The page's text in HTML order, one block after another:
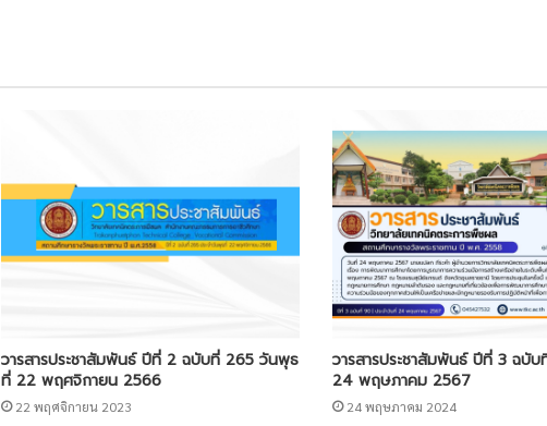
วารสารประชาสัมพันธ์ ปีที่ 2 ฉบับที่ 265 วันพุธ
ที่ 22 พฤศจิกายน 2566
22 พฤศจิกายน 2023
วารสารประชาสัมพันธ์ ปีที่ 3 ฉบั
24 พฤษภาคม 2567
24 พฤษภาคม 2024